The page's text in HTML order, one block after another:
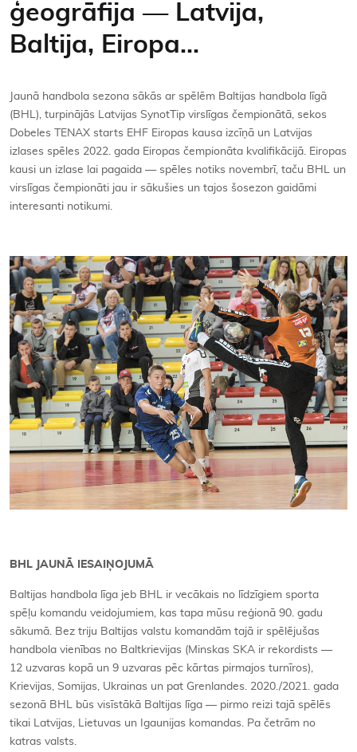
ģeogrāfija — Latvija,
Baltija, Eiropa…
Jaunā handbola sezona sākās ar spēlēm Baltijas handbola līgā
(BHL), turpinājās Latvijas SynotTip virslīgas čempionātā, sekos
Dobeles TENAX starts EHF Eiropas kausa izcīņā un Latvijas
izlases spēles 2022. gada Eiropas čempionāta kvalifikācijā. Eiropas
kausi un izlase lai pagaida — spēles notiks novembrī, taču BHL un
virslīgas čempionāti jau ir sākušies un tajos šosezon gaidāmi
interesanti notikumi.
BHL JAUNĀ IESAIŅOJUMĀ
Baltijas handbola līga jeb BHL ir vecākais no līdzīgiem sporta
spēļu komandu veidojumiem, kas tapa mūsu reģionā 90. gadu
sākumā. Bez triju Baltijas valstu komandām tajā ir spēlējušas
handbola vienības no Baltkrievijas (Minskas SKA ir rekordists —
12 uzvaras kopā un 9 uzvaras pēc kārtas pirmajos turnīros),
Krievijas, Somijas, Ukrainas un pat Grenlandes. 2020./2021. gada
sezonā BHL būs visīstākā Baltijas līga — pirmo reizi tajā spēlēs
tikai Latvijas, Lietuvas un Igaunijas komandas. Pa četrām no
katras valsts.